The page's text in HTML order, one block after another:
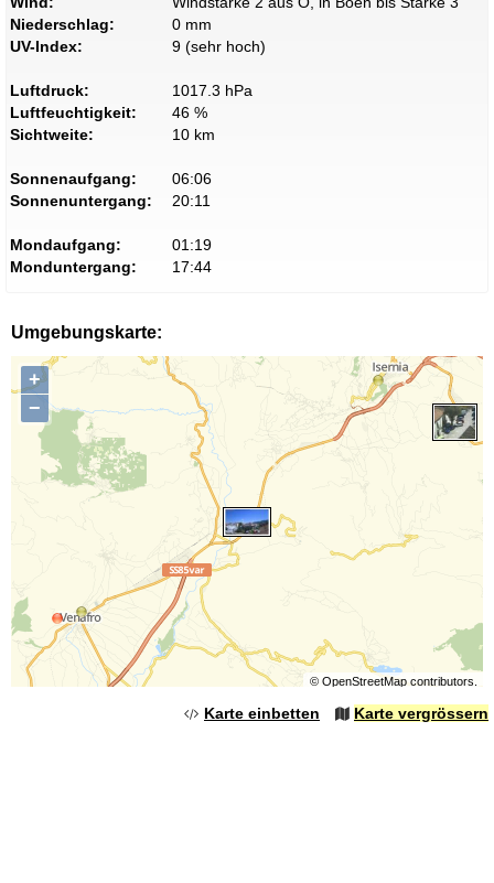
Niederschlag:
0 mm
UV-Index:
9 (sehr hoch)
Luftdruck:
1017.3 hPa
Luftfeuchtigkeit:
46 %
Sichtweite:
10 km
Sonnenaufgang:
06:06
Sonnenuntergang:
20:11
Mondaufgang:
01:19
Monduntergang:
17:44
Umgebungskarte:
+
−
© OpenStreetMapcontributors.
Karte einbetten Karte vergrössern